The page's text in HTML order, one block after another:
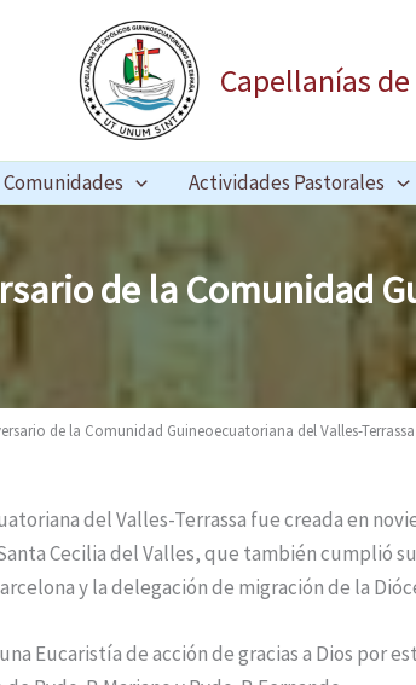
Capellanías
Comunidades Actividades Pastorales
de la Comunidad
de la Comunidad Guineoecuatoriana del Valles-Terrassa
del Valles-Terrassa fue creada en
Cecilia del Valles, que también cumplió
y la delegación de migración de la
Eucaristía de acción de gracias a Dios por